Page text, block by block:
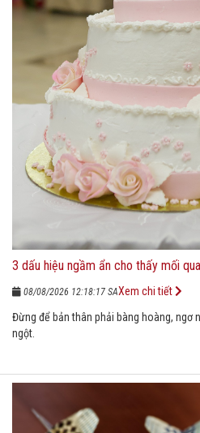
3 dấu hiệu ngầm ẩn cho thấy mối
08/08/2026 12:18:17 SA
Đừng để bản thân phải bàng hoàng, ngơ
ngột.
Xem chi tiết